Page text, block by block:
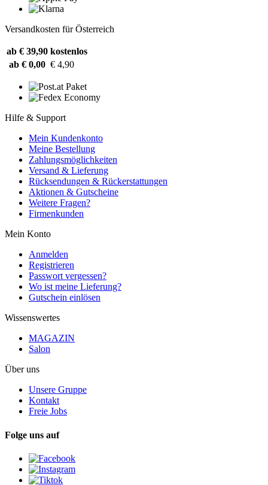
Versandkosten für Österreich
ab € 39,90 kostenlos
ab € 0,00 € 4,90
Hilfe & Support
Mein Kundenkonto
Meine Bestellung
Zahlungsmöglichkeiten
Versand & Lieferung
Rücksendungen & Rückerstattungen
Aktionen & Gutscheine
Weitere Fragen?
Firmenkunden
Mein Konto
Anmelden
Registrieren
Passwort vergessen?
Wo ist meine Lieferung?
Gutschein einlösen
Wissenswertes
MAGAZIN
Salon
Über uns
Unsere Gruppe
Kontakt
Freie Jobs
Folge uns auf